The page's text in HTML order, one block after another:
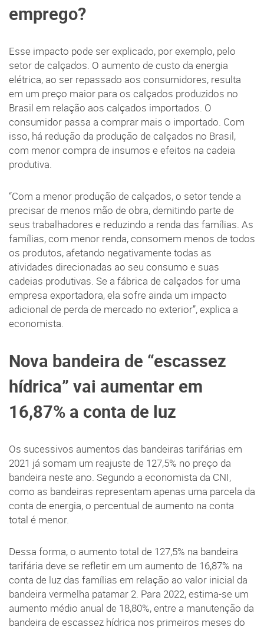
emprego?
Esse impacto pode ser explicado, por exemplo, pelo
setor de calçados. O aumento de custo da energia
elétrica, ao ser repassado aos consumidores, resulta
em um preço maior para os calçados produzidos no
Brasil em relação aos calçados importados. O
consumidor passa a comprar mais o importado. Com
isso, há redução da produção de calçados no Brasil,
com menor compra de insumos e efeitos na cadeia
produtiva.
“Com a menor produção de calçados, o setor tende a
precisar de menos mão de obra, demitindo parte de
seus trabalhadores e reduzindo a renda das famílias. As
famílias, com menor renda, consomem menos de todos
os produtos, afetando negativamente todas as
atividades direcionadas ao seu consumo e suas
cadeias produtivas. Se a fábrica de calçados for uma
empresa exportadora, ela sofre ainda um impacto
adicional de perda de mercado no exterior”, explica a
economista.
Nova bandeira de “escassez
hídrica” vai aumentar em
16,87% a conta de luz
Os sucessivos aumentos das bandeiras tarifárias em
2021 já somam um reajuste de 127,5% no preço da
bandeira neste ano. Segundo a economista da CNI,
como as bandeiras representam apenas uma parcela da
conta de energia, o percentual de aumento na conta
total é menor.
Dessa forma, o aumento total de 127,5% na bandeira
tarifária deve se refletir em um aumento de 16,87% na
conta de luz das famílias em relação ao valor inicial da
bandeira vermelha patamar 2. Para 2022, estima-se um
aumento médio anual de 18,80%, entre a manutenção da
bandeira de escassez hídrica nos primeiros meses do